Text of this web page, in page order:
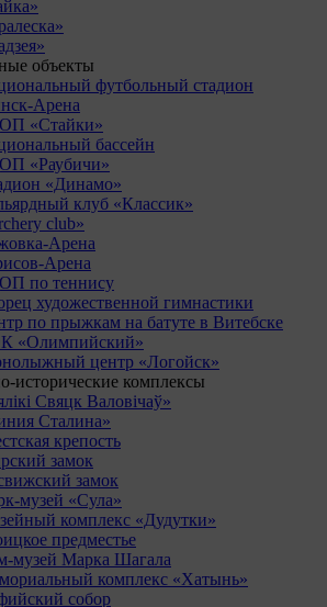
объекты
футбольный стадион
Арена
«Стайки»
бассейн
«Раубичи»
«Динамо»
клуб «Классик»
club»
Арена
Арена
по теннису
художественной гимнастики
по прыжкам на батуте в Витебске
«Олимпийский»
центр «Логойск»
исторические комплексы
Свяцк Валовічаў»
Сталина»
крепость
замок
замок
музей «Сула»
комплекс «Дудутки»
предместье
музей Марка Шагала
комплекс «Хатынь»
собор